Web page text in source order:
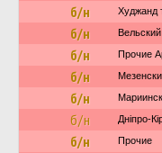
б/н Худжанд
б/н
б/н Прочие
б/н
б/н
б/н Дніпро-
б/н Прочие